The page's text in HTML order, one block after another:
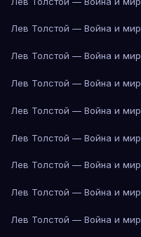
Лев Толстой — Война и мир
Лев Толстой — Война и мир
Лев Толстой — Война и мир
Лев Толстой — Война и мир
Лев Толстой — Война и мир
Лев Толстой — Война и мир
Лев Толстой — Война и мир
Лев Толстой — Война и мир